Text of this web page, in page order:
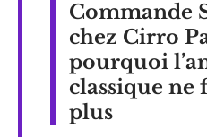
Commande
chez Cirro
pourquoi
classique ne
plus